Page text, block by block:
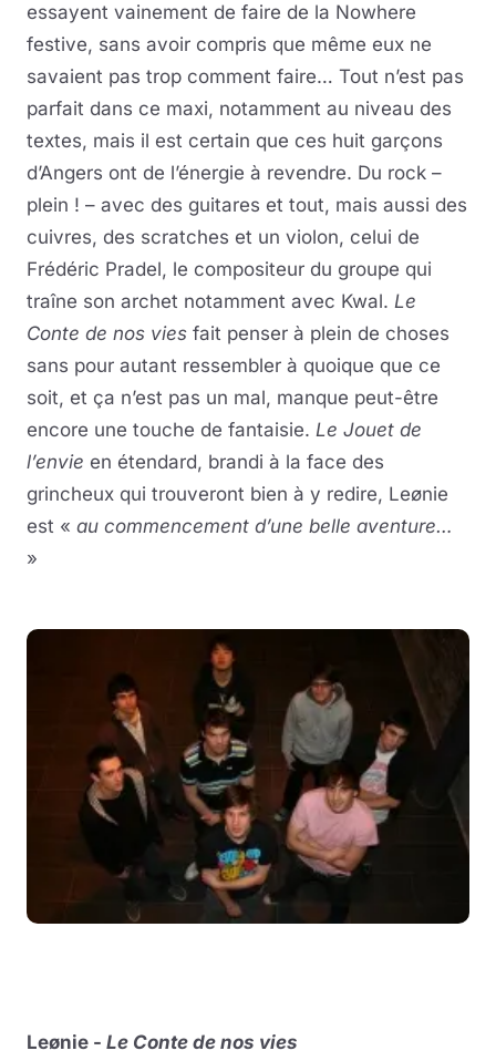
essayent vainement de faire de la Nowhere
festive, sans avoir compris que même eux ne
savaient pas trop comment faire… Tout n’est pas
parfait dans ce maxi, notamment au niveau des
textes, mais il est certain que ces huit garçons
d’Angers ont de l’énergie à revendre. Du rock –
plein ! – avec des guitares et tout, mais aussi des
cuivres, des scratches et un violon, celui de
Frédéric Pradel, le compositeur du groupe qui
traîne son archet notamment avec Kwal. Le
Conte de nos vies fait penser à plein de choses
sans pour autant ressembler à quoique que ce
soit, et ça n’est pas un mal, manque peut-être
encore une touche de fantaisie. Le Jouet de
l’envie en étendard, brandi à la face des
grincheux qui trouveront bien à y redire, Leønie
est « au commencement d’une belle aventure…
»
Leønie - Le Conte de nos vies